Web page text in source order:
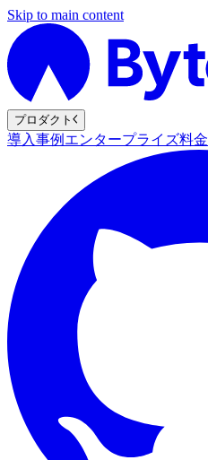
Skip to main content
プロダクト
導入事例 エンタープライズ料金